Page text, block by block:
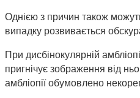
Однією з причин також
випадку розвивається
При дисбінокулярній
пригнічує зображення від
амбліопії обумовлено